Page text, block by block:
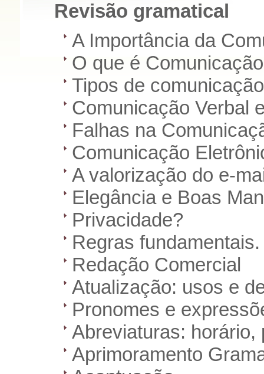
Revisão gramatical
A Importância da
O que é
Tipos de
Comunicação Verbal
Falhas na
Comunicação
A valorização do e-
Elegância e Boas
Privacidade?
Regras fundamentais.
Redação Comercial
Atualização: usos e
Pronomes e
Abreviaturas: horário,
Aprimoramento